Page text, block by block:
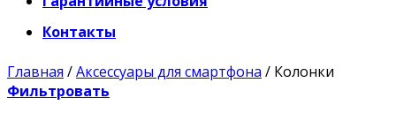
Контакты
Главная /Аксессуары для смартфона / Колонки
Фильтровать